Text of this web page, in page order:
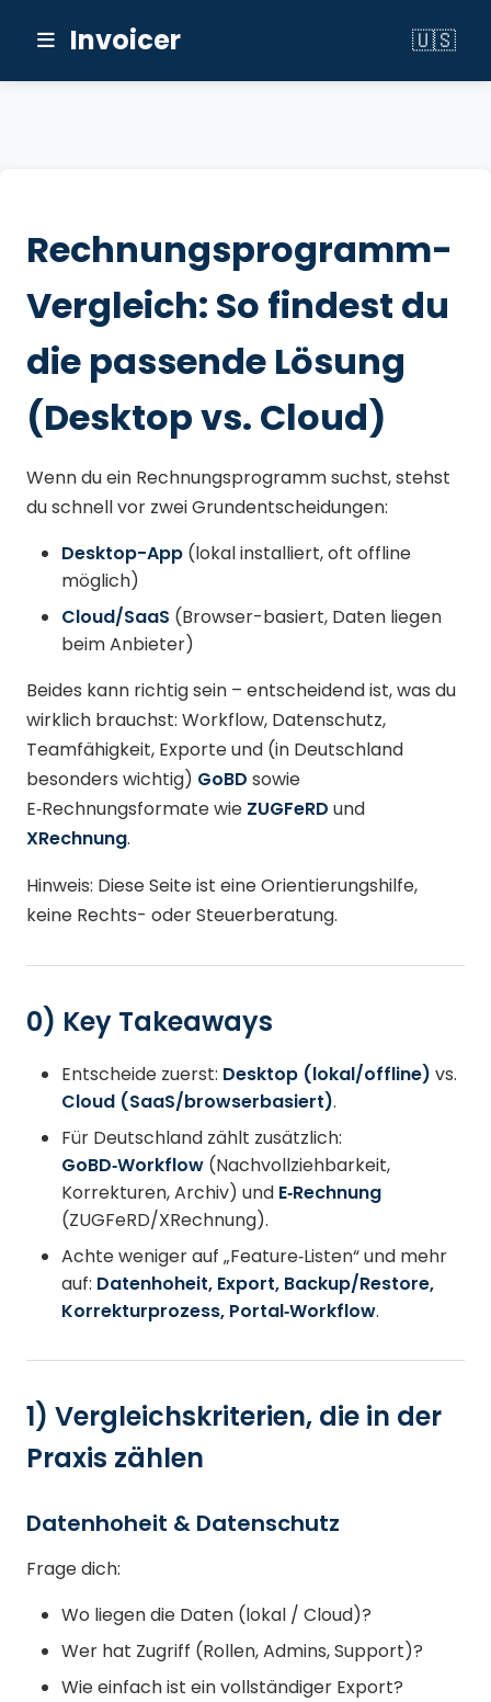
Invoicer 🇺🇸
Switch to
Rechnungsprogramm-
Vergleich: So findest du
die passende Lösung
(Desktop vs. Cloud)
Wenn du ein Rechnungsprogramm suchst, stehst
du schnell vor zwei Grundentscheidungen:
Desktop-App (lokal installiert, oft offline
möglich)
Cloud/SaaS (Browser-basiert, Daten liegen
beim Anbieter)
Beides kann richtig sein – entscheidend ist, was du
wirklich brauchst: Workflow, Datenschutz,
Teamfähigkeit, Exporte und (in Deutschland
besonders wichtig) GoBD sowie
E‑Rechnungsformate wie ZUGFeRD und
XRechnung.
Hinweis: Diese Seite ist eine Orientierungshilfe,
keine Rechts- oder Steuerberatung.
0) Key Takeaways
Entscheide zuerst: Desktop (lokal/offline) vs.
Cloud (SaaS/browserbasiert).
Für Deutschland zählt zusätzlich:
GoBD‑Workflow (Nachvollziehbarkeit,
Korrekturen, Archiv) und E‑Rechnung
(ZUGFeRD/XRechnung).
Achte weniger auf „Feature‑Listen“ und mehr
auf: Datenhoheit, Export, Backup/Restore,
Korrekturprozess, Portal‑Workflow.
1) Vergleichskriterien, die in der
Praxis zählen
Datenhoheit & Datenschutz
Frage dich:
Wo liegen die Daten (lokal / Cloud)?
Wer hat Zugriff (Rollen, Admins, Support)?
Wie einfach ist ein vollständiger Export?